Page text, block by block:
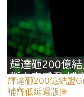
輝達砸200億結盟
補齊低延遲版圖